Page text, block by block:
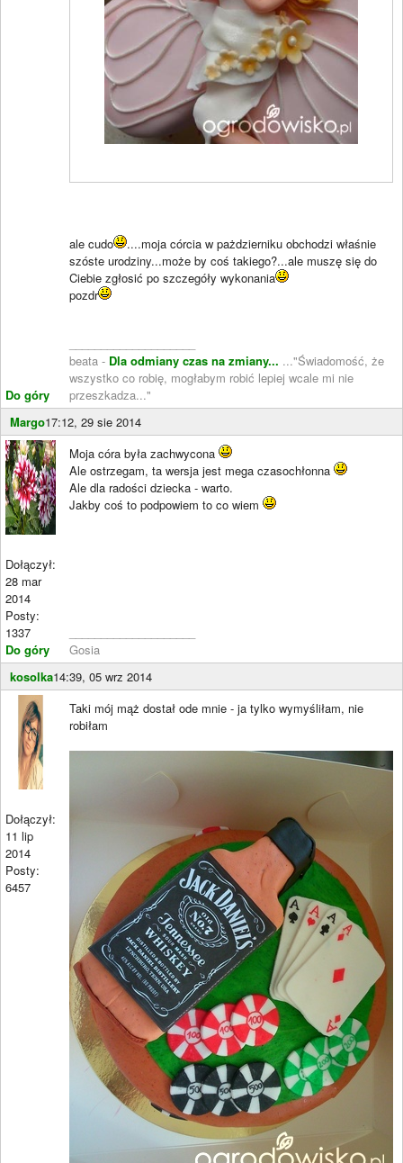
Do góry
ale cudo
....moja córcia w pażdzierniku obchodzi właśnie
szóste urodziny...może by coś takiego?...ale muszę się do
Ciebie zgłosić po szczegóły wykonania
pozdr
beata - Dla odmiany czas na zmiany... ..."Świadomość, że
wszystko co robię, mogłabym robić lepiej wcale mi nie
przeszkadza..."
Margo17:12, 29 sie 2014
Dołączył:
28 mar
2014
Posty:
1337
Do góry
Moja córa była zachwycona
Ale ostrzegam, ta wersja jest mega czasochłonna
Ale dla radości dziecka - warto.
Jakby coś to podpowiem to co wiem
Gosia
kosolka14:39, 05 wrz 2014
Dołączył:
11 lip
2014
Posty:
6457
Taki mój mąż dostał ode mnie - ja tylko wymyśliłam, nie
robiłam